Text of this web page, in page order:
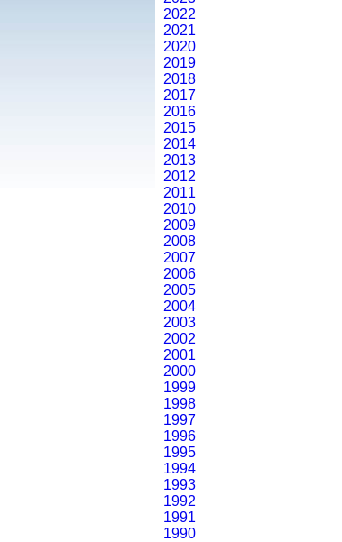
2022
2021
2020
2019
2018
2017
2016
2015
2014
2013
2012
2011
2010
2009
2008
2007
2006
2005
2004
2003
2002
2001
2000
1999
1998
1997
1996
1995
1994
1993
1992
1991
1990